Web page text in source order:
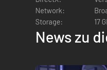
Network:
Storage:
17
News zu